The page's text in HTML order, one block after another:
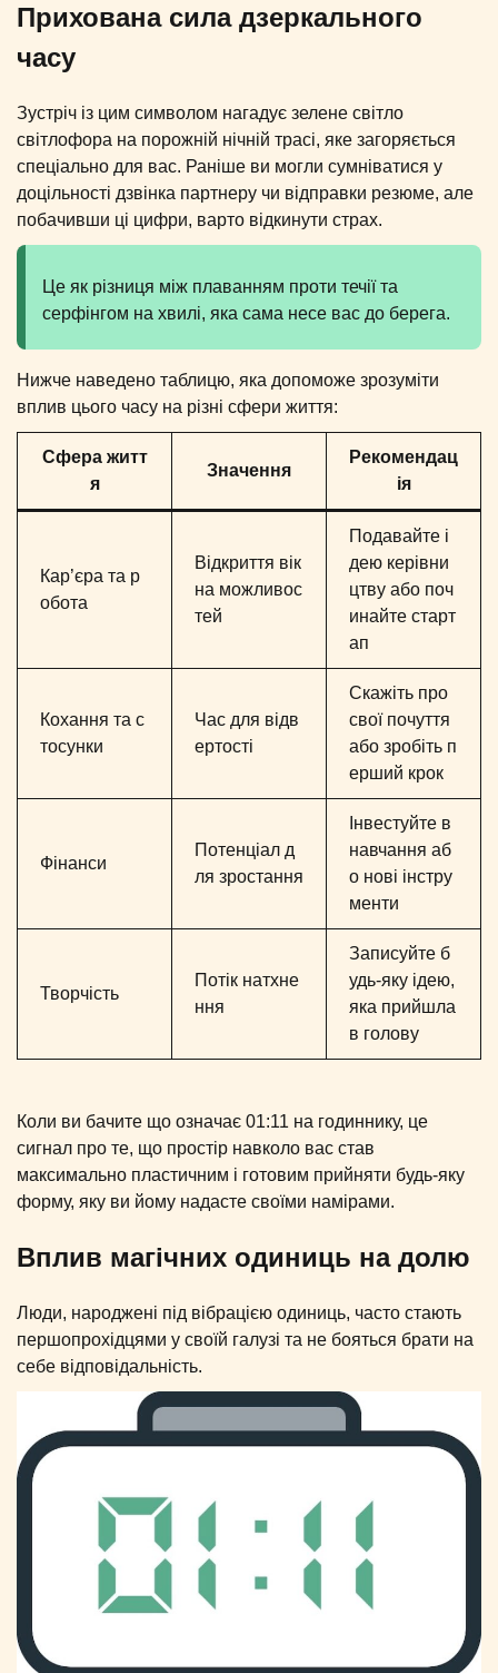
Прихована сила дзеркального
часу
Зустріч із цим символом нагадує зелене світло
світлофора на порожній нічній трасі, яке загоряється
спеціально для вас. Раніше ви могли сумніватися у
доцільності дзвінка партнеру чи відправки резюме, але
побачивши ці цифри, варто відкинути страх.
Це як різниця між плаванням проти течії та
серфінгом на хвилі, яка сама несе вас до берега.
Нижче наведено таблицю, яка допоможе зрозуміти
вплив цього часу на різні сфери життя:
Сфера житт
я
Значення
Рекомендац
ія
Кар’єра та р
обота
Відкриття вік
на можливос
тей
Подавайте і
дею керівни
цтву або поч
инайте старт
ап
Кохання та с
тосунки
Час для відв
ертості
Скажіть про
свої почуття
або зробіть п
ерший крок
Фінанси
Потенціал д
ля зростання
Інвестуйте в
навчання аб
о нові інстру
менти
Творчість
Потік натхне
ння
Записуйте б
удь-яку ідею,
яка прийшла
в голову
Коли ви бачите що означає 01:11 на годиннику, це
сигнал про те, що простір навколо вас став
максимально пластичним і готовим прийняти будь-яку
форму, яку ви йому надасте своїми намірами.
Вплив магічних одиниць на долю
Люди, народжені під вібрацією одиниць, часто стають
першопрохідцями у своїй галузі та не бояться брати на
себе відповідальність.